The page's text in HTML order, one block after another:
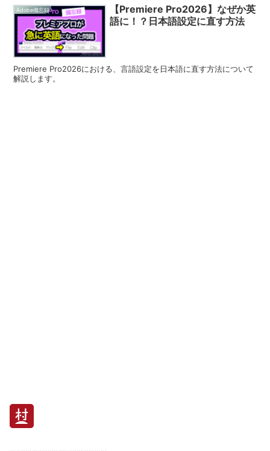
Adobe備忘録
【Premiere Pro2026】なぜか英
語に！？日本語設定に直す方法
Premiere Pro2026における、言語設定を日本語に直す方法について
解説します。